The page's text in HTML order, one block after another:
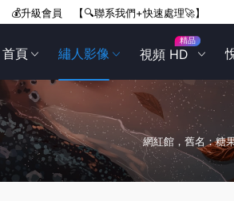
首頁 繡人影像 視頻 HD
精品
💰升級會員 【🔍聯系我們+快速處理🚀】
網紅館，舊名：糖